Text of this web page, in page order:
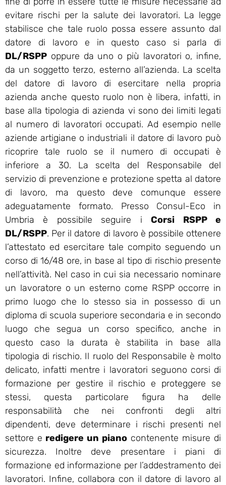
evitare rischi per la salute dei lavoratori. La legge
stabilisce che tale ruolo possa essere assunto dal
datore di lavoro e in questo caso si parla di
DL/RSPP oppure da uno o più lavoratori o, infine,
da un soggetto terzo, esterno all’azienda. La scelta
del datore di lavoro di esercitare nella propria
azienda anche questo ruolo non è libera, infatti, in
base alla tipologia di azienda vi sono dei limiti legati
al numero di lavoratori occupati. Ad esempio nelle
aziende artigiane o industriali il datore di lavoro può
ricoprire tale ruolo se il numero di occupati è
inferiore a 30. La scelta del Responsabile del
servizio di prevenzione e protezione spetta al datore
di lavoro, ma questo deve comunque essere
adeguatamente formato. Presso Consul-Eco in
Umbria è possibile seguire iCorsi RSPP e
DL/RSPP. Per il datore di lavoro è possibile ottenere
l’attestato ed esercitare tale compito seguendo un
corso di 16/48 ore, in base al tipo di rischio presente
nell’attività. Nel caso in cui sia necessario nominare
un lavoratore o un esterno come RSPP occorre in
primo luogo che lo stesso sia in possesso di un
diploma di scuola superiore secondaria e in secondo
luogo che segua un corso specifico, anche in
questo caso la durata è stabilita in base alla
tipologia di rischio. Il ruolo del Responsabile è molto
delicato, infatti mentre i lavoratori seguono corsi di
formazione per gestire il rischio e proteggere se
stessi, questa particolare figura ha delle
responsabilità che nei confronti degli altri
dipendenti, deve determinare i rischi presenti nel
settore e redigere un piano contenente misure di
sicurezza. Inoltre deve presentare i piani di
formazione ed informazione per l’addestramento dei
lavoratori. Infine, collabora con il datore di lavoro al